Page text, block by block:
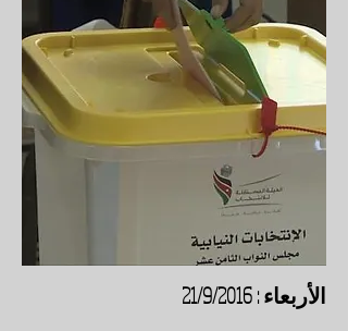
الأربعاء : 21/9/2016